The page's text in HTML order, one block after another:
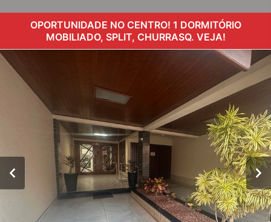
OPORTUNIDADE NO CENTRO! 1 DORMITÓRIO
MOBILIADO, SPLIT, CHURRASQ. VEJA!